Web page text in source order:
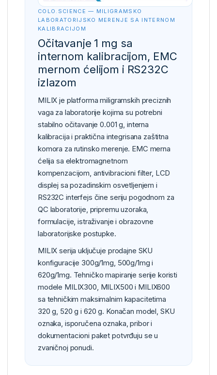
COLO.SCIENCE — MILIGRAMSKO
LABORATORIJSKO MERENJE SA INTERNOM
KALIBRACIJOM
Očitavanje 1 mg sa
internom kalibracijom, EMC
mernom ćelijom i RS232C
izlazom
MILIX je platforma miligramskih preciznih
vaga za laboratorije kojima su potrebni
stabilno očitavanje 0.001 g, interna
kalibracija i praktična integrisana zaštitna
komora za rutinsko merenje. EMC merna
ćelija sa elektromagnetnom
kompenzacijom, antivibracioni filter, LCD
displej sa pozadinskim osvetljenjem i
RS232C interfejs čine seriju pogodnom za
QC laboratorije, pripremu uzoraka,
formulacije, istraživanje i obrazovne
laboratorijske postupke.
MILIX serija uključuje prodajne SKU
konfiguracije 300g/1mg, 500g/1mg i
620g/1mg. Tehničko mapiranje serije koristi
modele MILIX300, MILIX500 i MILIX600
sa tehničkim maksimalnim kapacitetima
320 g, 520 g i 620 g. Konačan model, SKU
oznaka, isporučena oznaka, pribor i
dokumentacioni paket potvrđuju se u
zvaničnoj ponudi.